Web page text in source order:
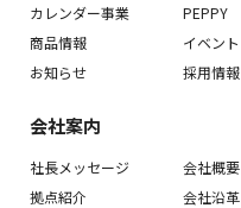
カレンダー事業 PEPPY
商品情報
イベント
お知らせ
採用情報
会社案内
社長メッセージ 会社概要
拠点紹介
会社沿革